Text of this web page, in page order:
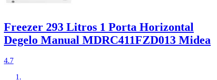
Freezer 293 Litros 1 Porta Horizontal
Degelo Manual MDRC411FZD013 Midea
4.7